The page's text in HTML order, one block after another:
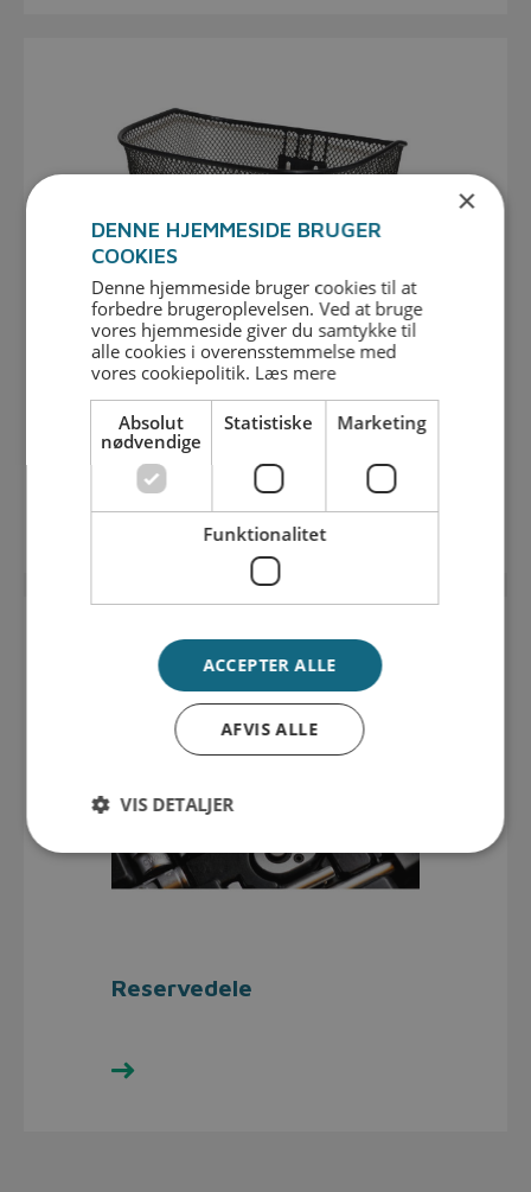
Tilbehør
Se udvalget her
Reservedele
Se udvalget her
×
DENNE HJEMMESIDE BRUGER
COOKIES
Denne hjemmeside bruger cookies til at
forbedre brugeroplevelsen. Ved at bruge
vores hjemmeside giver du samtykke til
alle cookies i overensstemmelse med
vores cookiepolitik. Læs mere
Absolut
nødvendige
Statistiske Marketing
Funktionalitet
ACCEPTER ALLE
AFVIS ALLE
VIS DETALJER